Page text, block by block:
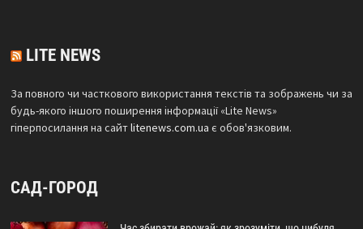
LITE NEWS
За повного чи часткового використання текстів та зображень чи за
будь-якого іншого поширення інформації «Lite News»
гіперпосилання на сайтlitenews.com.ua є обов'язковим.
САД-ГОРОД